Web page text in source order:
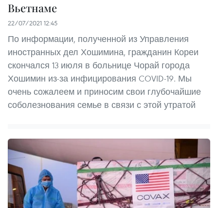
Вьетнаме
22/07/2021 12:45
По информации, полученной из Управления
иностранных дел Хошимина, гражданин Кореи
скончался 13 июля в больнице Чорай города
Хошимин из-за инфицирования COVID-19. Мы
очень сожалеем и приносим свои глубочайшие
соболезнования семье в связи с этой утратой